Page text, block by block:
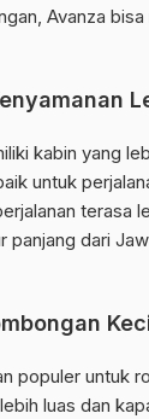
Avanza
kabin yang
untuk
terasa
panjang dari
populer untuk
luas dan